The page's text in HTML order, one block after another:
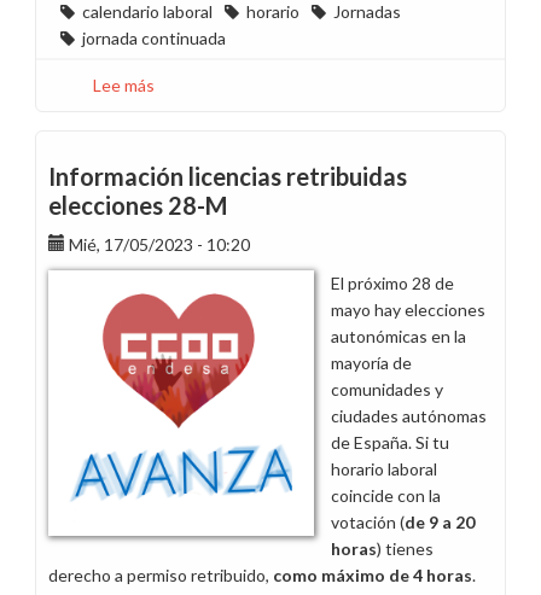
calendario laboral horario
Jornadas
jornada continuada
Lee más
calendarios
laborales
de
2024
en
Aragón
Información licencias retribuidas
elecciones 28-M
Mié, 17/05/2023 - 10:20
El próximo 28 de
mayo hay elecciones
autonómicas en la
mayoría de
comunidades y
ciudades autónomas
de España. Si tu
horario laboral
coincide con la
votación (de 9 a 20
horas) tienes
derecho a permiso retribuido, como máximo de 4 horas.